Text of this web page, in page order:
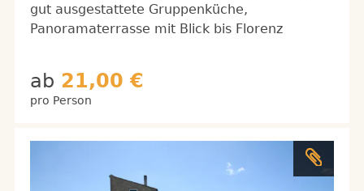
gut ausgestattete Gruppenküche,
Panoramaterrasse mit Blick bis Florenz
ab 21,00 €
pro Person